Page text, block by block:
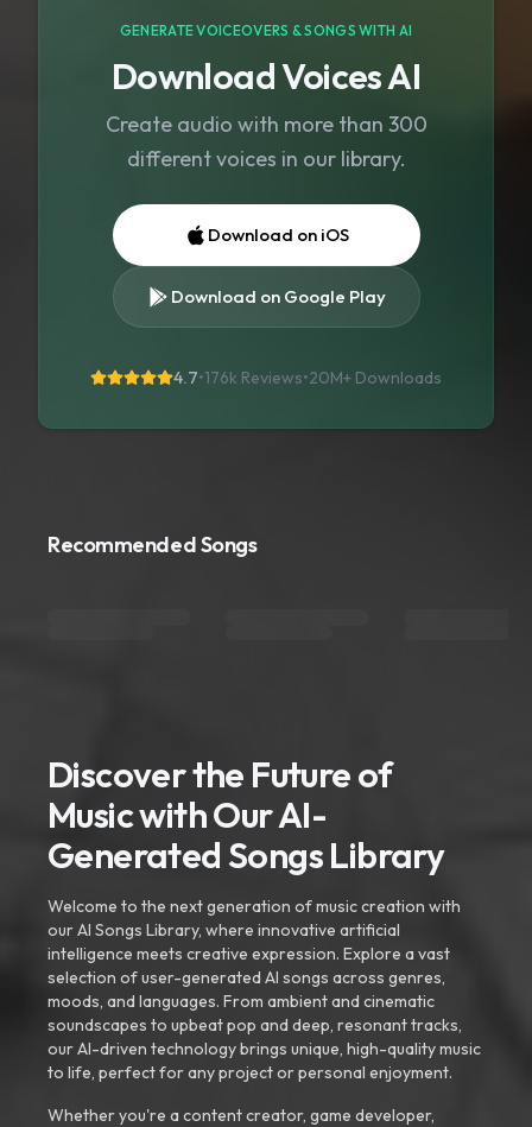
GENERATE VOICEOVERS & SONGS WITH AI
Download Voices AI
Create audio with more than 300
different voices in our library.
Download on iOS
Download on Google Play
4.7•176k Reviews•20M+ Downloads
Recommended Songs
Discover the Future of
Music with Our AI-
Generated Songs Library
Welcome to the next generation of music creation with
our AI Songs Library, where innovative artificial
intelligence meets creative expression. Explore a vast
selection of user-generated AI songs across genres,
moods, and languages. From ambient and cinematic
soundscapes to upbeat pop and deep, resonant tracks,
our AI-driven technology brings unique, high-quality music
to life, perfect for any project or personal enjoyment.
Whether you're a content creator, game developer,